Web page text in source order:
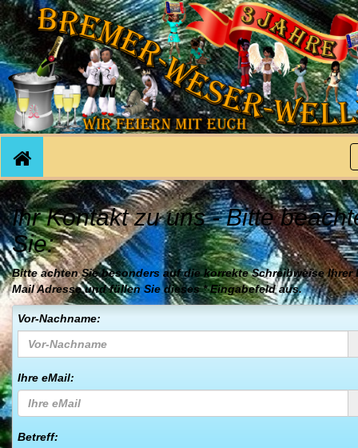
Ihr Kontakt zu uns - Bitte
Sie:
Bitte achten Sie besonders auf die korrekte Schreibweise Ihrer
Mail Adresseund füllen Sie dieses*Eingabefeld aus.
Vor-Nachname:
Ihre eMail:
Betreff: